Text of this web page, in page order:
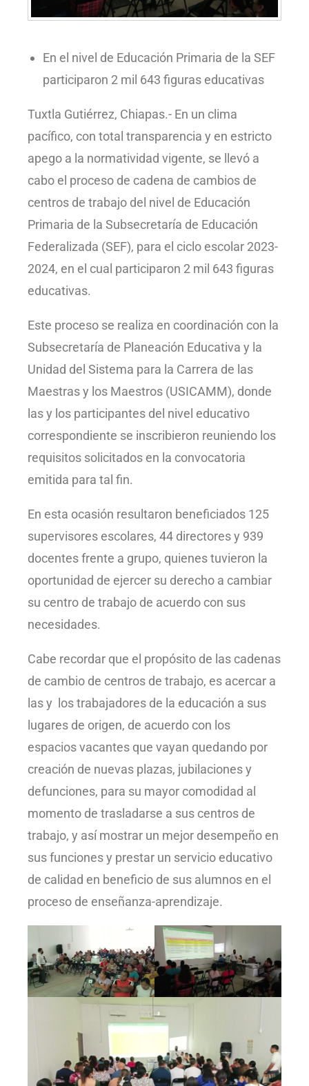
En el nivel de Educación Primaria de la SEF
participaron 2 mil 643 figuras educativas
Tuxtla Gutiérrez, Chiapas.- En un clima
pacífico, con total transparencia y en estricto
apego a la normatividad vigente, se llevó a
cabo el proceso de cadena de cambios de
centros de trabajo del nivel de Educación
Primaria de la Subsecretaría de Educación
Federalizada (SEF), para el ciclo escolar 2023-
2024, en el cual participaron 2 mil 643 figuras
educativas.
Este proceso se realiza en coordinación con la
Subsecretaría de Planeación Educativa y la
Unidad del Sistema para la Carrera de las
Maestras y los Maestros (USICAMM), donde
las y los participantes del nivel educativo
correspondiente se inscribieron reuniendo los
requisitos solicitados en la convocatoria
emitida para tal fin.
En esta ocasión resultaron beneficiados 125
supervisores escolares, 44 directores y 939
docentes frente a grupo, quienes tuvieron la
oportunidad de ejercer su derecho a cambiar
su centro de trabajo de acuerdo con sus
necesidades.
Cabe recordar que el propósito de las cadenas
de cambio de centros de trabajo, es acercar a
las y los trabajadores de la educación a sus
lugares de origen, de acuerdo con los
espacios vacantes que vayan quedando por
creación de nuevas plazas, jubilaciones y
defunciones, para su mayor comodidad al
momento de trasladarse a sus centros de
trabajo, y así mostrar un mejor desempeño en
sus funciones y prestar un servicio educativo
de calidad en beneficio de sus alumnos en el
proceso de enseñanza-aprendizaje.